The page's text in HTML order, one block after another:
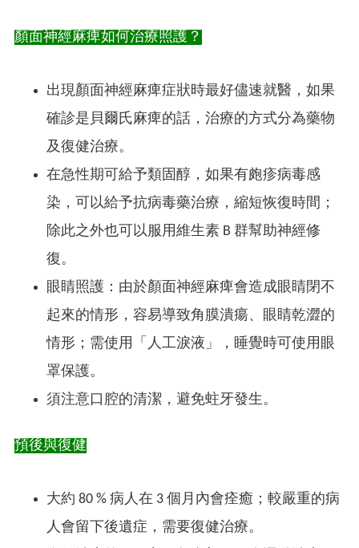
顏面神經麻痺如何治療照護？
出現顏面神經麻痺症狀時最好儘速就醫，如果
確診是貝爾氏麻痺的話，治療的方式分為藥物
及復健治療。
在急性期可給予類固醇，如果有皰疹病毒感
染，可以給予抗病毒藥治療，縮短恢復時間；
除此之外也可以服用維生素 B 群幫助神經修
復。
眼睛照護：由於顏面神經麻痺會造成眼睛閉不
起來的情形，容易導致角膜潰瘍、眼睛乾澀的
情形；需使用「人工淚液」，睡覺時可使用眼
罩保護。
須注意口腔的清潔，避免蛀牙發生。
預後與復健
大約 80 % 病人在 3 個月內會痊癒；較嚴重的病
人會留下後遺症，需要復健治療。